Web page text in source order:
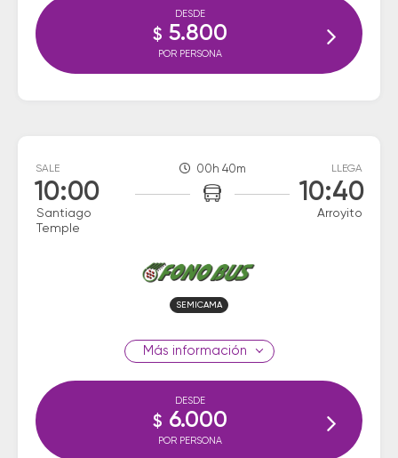
DESDE
$ 5.800
POR PERSONA
SALE
10:00
Santiago
Temple
00h 40m LLEGA
10:40
Arroyito
SEMICAMA
información
DESDE
$ 6.000
POR PERSONA